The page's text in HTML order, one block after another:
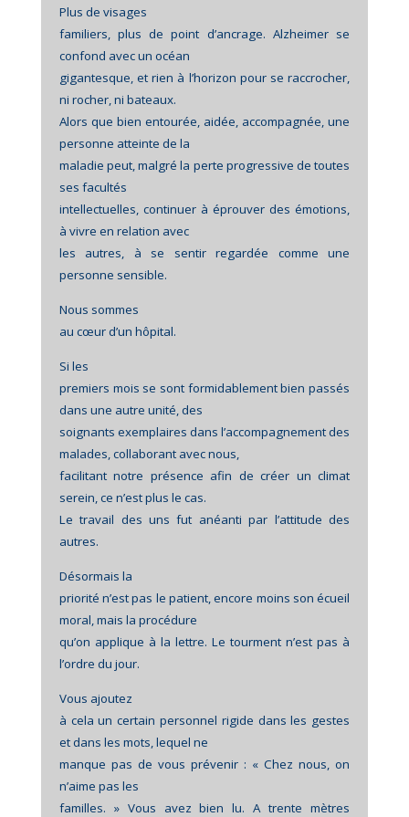
Plus de visages
familiers, plus de point d’ancrage. Alzheimer se
confond avec un océan
gigantesque, et rien à l’horizon pour se raccrocher,
ni rocher, ni bateaux.
Alors que bien entourée, aidée, accompagnée, une
personne atteinte de la
maladie peut, malgré la perte progressive de toutes
ses facultés
intellectuelles, continuer à éprouver des émotions,
à vivre en relation avec
les autres, à se sentir regardée comme une
personne sensible.
Nous sommes
au cœur d’un hôpital.
Si les
premiers mois se sont formidablement bien passés
dans une autre unité, des
soignants exemplaires dans l’accompagnement des
malades, collaborant avec nous,
facilitant notre présence afin de créer un climat
serein, ce n’est plus le cas.
Le travail des uns fut anéanti par l’attitude des
autres.
Désormais la
priorité n’est pas le patient, encore moins son écueil
moral, mais la procédure
qu’on applique à la lettre. Le tourment n’est pas à
l’ordre du jour.
Vous ajoutez
à cela un certain personnel rigide dans les gestes
et dans les mots, lequel ne
manque pas de vous prévenir : « Chez nous, on
n’aime pas les
familles. » Vous avez bien lu. A trente mètres